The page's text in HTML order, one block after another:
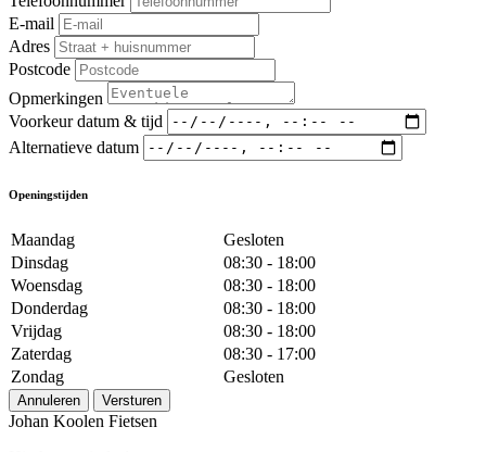
E-mail
Adres
Postcode
Opmerkingen
Voorkeur datum & tijd
Alternatieve datum
Openingstijden
Maandag
Gesloten
Dinsdag
08:30 - 18:00
Woensdag
08:30 - 18:00
Donderdag
08:30 - 18:00
Vrijdag
08:30 - 18:00
Zaterdag
08:30 - 17:00
Zondag
Gesloten
Annuleren Versturen
Johan Koolen Fietsen